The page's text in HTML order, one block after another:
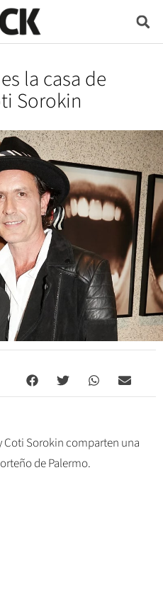
la casa de
Sorokin
Coti Sorokin comparten una
de Palermo.